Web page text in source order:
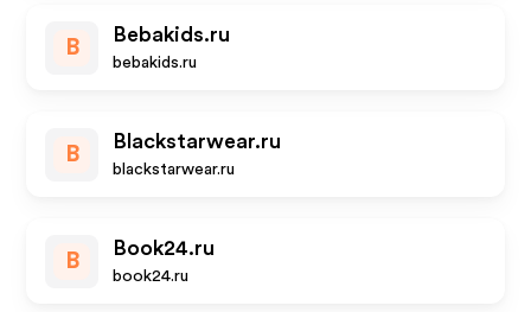
B
Bebakids.ru
bebakids.ru
B
Blackstarwear.ru
blackstarwear.ru
B
Book24.ru
book24.ru